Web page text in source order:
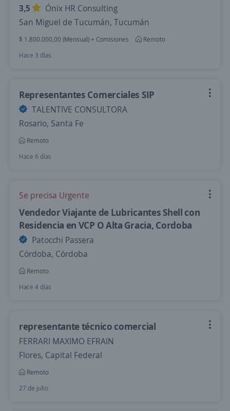
3,5
Ónix HR Consulting
San Miguel de Tucumán, Tucumán
$ 1.800.000,00 (Mensual) + Comisiones
Remoto
Hace 3 días
Representantes Comerciales SIP
TALENTIVE CONSULTORA
Rosario, Santa Fe
Remoto
Hace 6 días
Se precisa Urgente
Vendedor Viajante de Lubricantes Shell con
Residencia en VCP O Alta Gracia, Cordoba
Patocchi Passera
Córdoba, Córdoba
Remoto
Hace 4 días
representante técnico comercial
FERRARI MAXIMO EFRAIN
Flores, Capital Federal
Remoto
27 de julio